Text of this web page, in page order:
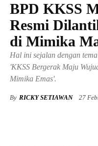
BPD KKSS
Resmi
di Mimika
Hal ini sejalan dengan
'KKSS Bergerak Maju
Mimika Emas'.
By RICKY SETIAWAN 27